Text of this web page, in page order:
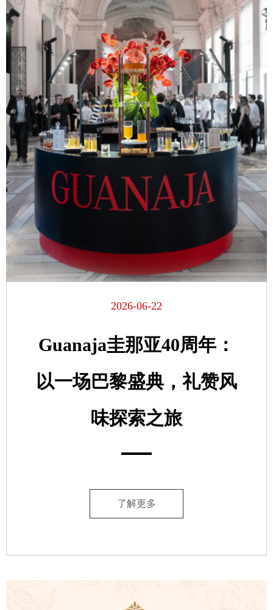
2026-06-22
Guanaja圭那亚40周年：
以一场巴黎盛典，礼赞风
味探索之旅
了解更多